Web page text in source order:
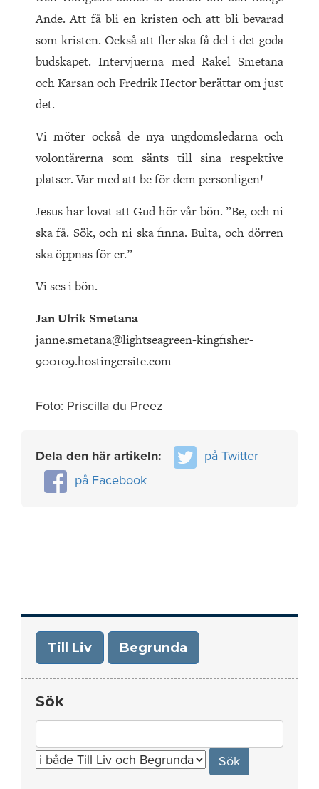
Ande. Att få bli en kristen och att bli bevarad
som kristen. Också att fler ska få del i det goda
budskapet. Intervjuerna med Rakel Smetana
och Karsan och Fredrik Hector berättar om just
det.
Vi möter också de nya ungdomsledarna och
volontärerna som sänts till sina respektive
platser. Var med att be för dem personligen!
Jesus har lovat att Gud hör vår bön. ”Be, och ni
ska få. Sök, och ni ska finna. Bulta, och dörren
ska öppnas för er.”
Vi ses i bön.
Jan Ulrik Smetana
janne.smetana@lightseagreen-kingfisher-
900109.hostingersite.com
Foto: Priscilla du Preez
Dela den här artikeln:
på Twitter
på Facebook
Till Liv Begrunda
Sök
for: